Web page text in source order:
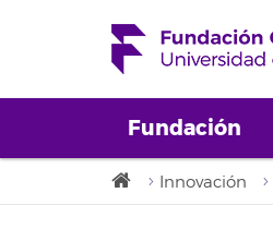
Fundación
Innovación